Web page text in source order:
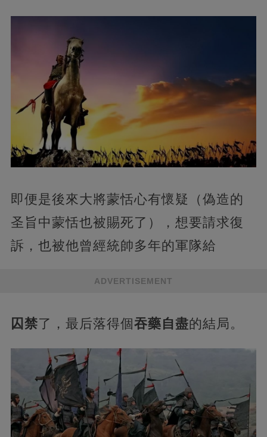
即便是後來大將蒙恬心有懷疑（偽造的
圣旨中蒙恬也被賜死了），想要請求復
訴，也被他曾經統帥多年的軍隊給
ADVERTISEMENT
囚禁了，最后落得個吞藥自盡的結局。